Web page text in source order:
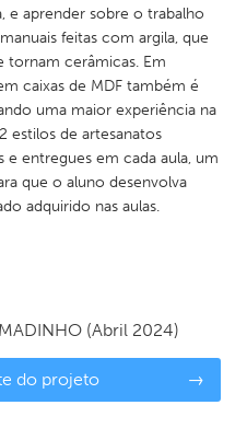
e aprender sobre o trabalho
feitas com argila, que
tornam cerâmicas. Em
caixas de MDF também é
uma maior experiência na
estilos de artesanatos
entregues em cada aula, um
que o aluno desenvolva
adquirido nas aulas.
(Abril 2024)
do projeto →